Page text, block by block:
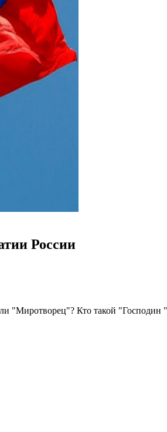
России
"Миротворец"? Кто такой